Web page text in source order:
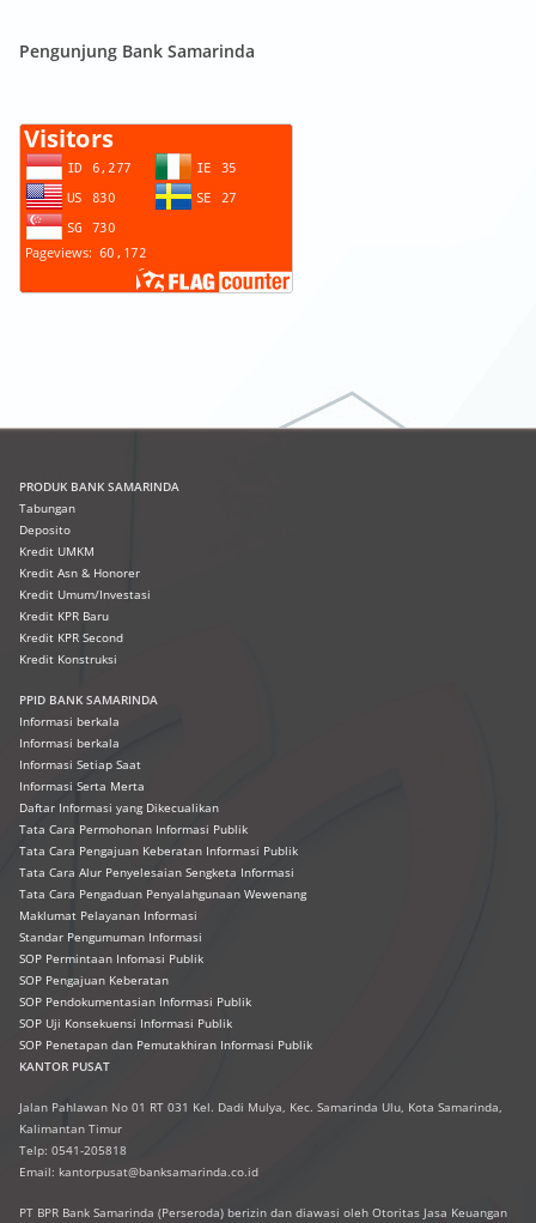
Pengunjung Bank Samarinda
PRODUK BANK SAMARINDA
Tabungan
Deposito
Kredit UMKM
Kredit Asn & Honorer
Kredit Umum/Investasi
Kredit KPR Baru
Kredit KPR Second
Kredit Konstruksi
PPID BANK SAMARINDA
Informasi berkala
Informasi berkala
Informasi Setiap Saat
Informasi Serta Merta
Daftar Informasi yang Dikecualikan
Tata Cara Permohonan Informasi Publik
Tata Cara Pengajuan Keberatan Informasi Publik
Tata Cara Alur Penyelesaian Sengketa Informasi
Tata Cara Pengaduan Penyalahgunaan Wewenang
Maklumat Pelayanan Informasi
Standar Pengumuman Informasi
SOP Permintaan Infomasi Publik
SOP Pengajuan Keberatan
SOP Pendokumentasian Informasi Publik
SOP Uji Konsekuensi Informasi Publik
SOP Penetapan dan Pemutakhiran Informasi Publik
KANTOR PUSAT
Jalan Pahlawan No 01 RT 031 Kel. Dadi Mulya, Kec. Samarinda Ulu, Kota Samarinda,
Kalimantan Timur
Telp: 0541-205818
Email: kantorpusat@banksamarinda.co.id
PT BPR Bank Samarinda (Perseroda) berizin dan diawasi oleh Otoritas Jasa Keuangan